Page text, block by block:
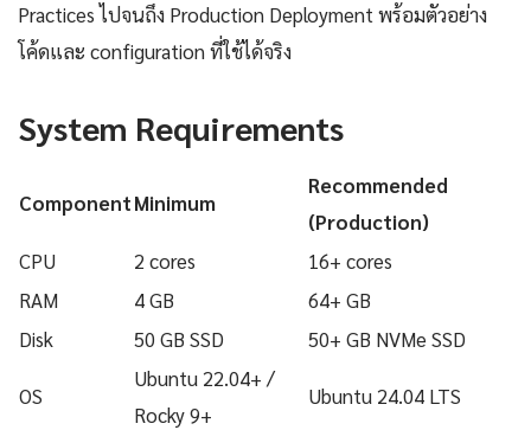
Practices ไปจนถึง Production Deployment พร้อมตัวอย่าง
โค้ดและ configuration ที่ใช้ได้จริง
System Requirements
ComponentMinimum
Recommended
(Production)
CPU
2 cores
16+ cores
RAM
4 GB
64+ GB
Disk
50 GB SSD 50+ GB NVMe SSD
OS
Ubuntu 22.04+ /
Rocky 9+
Ubuntu 24.04 LTS